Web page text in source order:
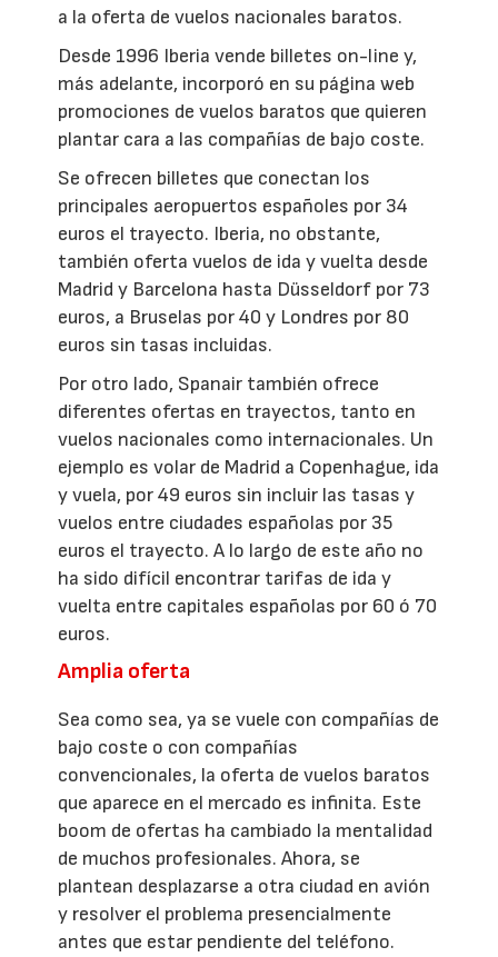
a la oferta de vuelos nacionales baratos.
Desde 1996 Iberia vende billetes on-line y,
más adelante, incorporó en su página web
promociones de vuelos baratos que quieren
plantar cara a las compañías de bajo coste.
Se ofrecen billetes que conectan los
principales aeropuertos españoles por 34
euros el trayecto. Iberia, no obstante,
también oferta vuelos de ida y vuelta desde
Madrid y Barcelona hasta Düsseldorf por 73
euros, a Bruselas por 40 y Londres por 80
euros sin tasas incluidas.
Por otro lado, Spanair también ofrece
diferentes ofertas en trayectos, tanto en
vuelos nacionales como internacionales. Un
ejemplo es volar de Madrid a Copenhague, ida
y vuela, por 49 euros sin incluir las tasas y
vuelos entre ciudades españolas por 35
euros el trayecto. A lo largo de este año no
ha sido difícil encontrar tarifas de ida y
vuelta entre capitales españolas por 60 ó 70
euros.
Amplia oferta
Sea como sea, ya se vuele con compañías de
bajo coste o con compañías
convencionales, la oferta de vuelos baratos
que aparece en el mercado es infinita. Este
boom de ofertas ha cambiado la mentalidad
de muchos profesionales. Ahora, se
plantean desplazarse a otra ciudad en avión
y resolver el problema presencialmente
antes que estar pendiente del teléfono.